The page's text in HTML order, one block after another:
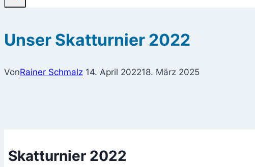
Unser Skatturnier 2022
VonRainer Schmalz 14. April 202218. März 2025
Skatturnier 2022